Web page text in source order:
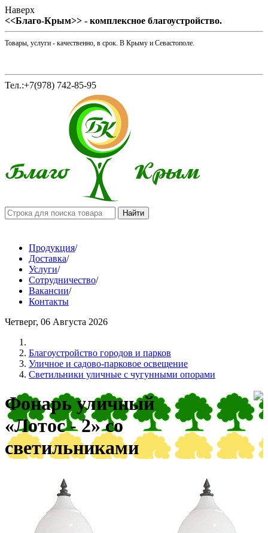
Наверх
<<Благо-Крым>> - комплексное благоустройство.
Товары, услуги - качественно, в срок. В Крыму и Севастополе.
Тел.:+7(978) 742-85-95
Продукция/
Доставка/
Услуги/
Сотрудничество/
Вакансии/
Контакты
Четверг, 06 Августа 2026
Благоустройство городов и парков
Уличное и садово-парковое освещение
Светильники уличные с чугунными опорами
Фонарь уличный
«Лотос - 2» со
светильниками